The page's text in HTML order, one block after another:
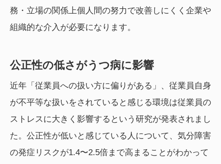
務・立場の関係上個人間の努力で改善しにくく企業や
組織的な介入が必要になります。
公正性の低さがうつ病に影響
近年「従業員への扱い方に偏りがある」、従業員自身
が不平等な扱いをされていると感じる環境は従業員の
ストレスに大きく影響するという研究が発表されまし
た。公正性が低いと感じている人について、気分障害
の発症リスクが1.4〜2.5倍まで高まることがわかって